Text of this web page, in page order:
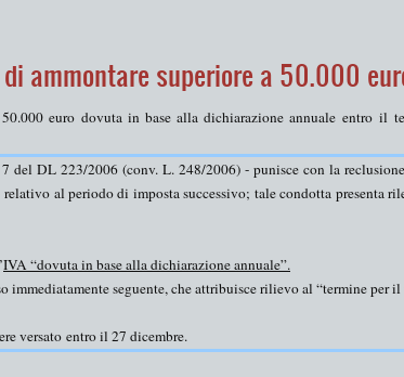
ammontare superiore a 50.000
50.000 euro dovuta in base alla dichiarazione annuale entro il
del DL 223/2006 (conv. L. 248/2006) - punisce con la
relativo al periodo di imposta successivo; tale condotta presenta
IVA “dovuta in base alla dichiarazione annuale”.
seguente, che attribuisce rilievo al “termine per
versato entro il 27 dicembre.